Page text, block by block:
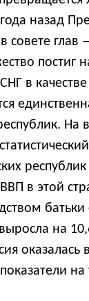
назад
совете глав
постиг
в качестве
На
в этой
на
оказалась